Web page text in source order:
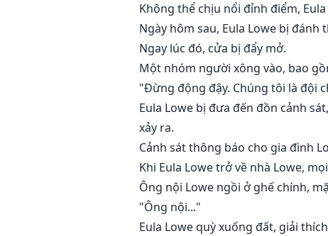
Không thể chịu nổi đỉnh điểm,
Ngày hôm sau, Eula Lowe bị
Ngay lúc đó, cửa bị đẩy mở.
Một nhóm người xông vào, bao
"Đừng động đậy. Chúng tôi là đội
Eula Lowe bị đưa đến đồn cảnh
xảy ra.
Cảnh sát thông báo cho gia đình
Khi Eula Lowe trở về nhà Lowe,
Ông nội Lowe ngồi ở ghế chính,
"Ông nội..."
Eula Lowe quỳ xuống đất, giải